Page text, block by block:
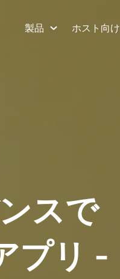
製品 ホスト向け
スで
プリ -